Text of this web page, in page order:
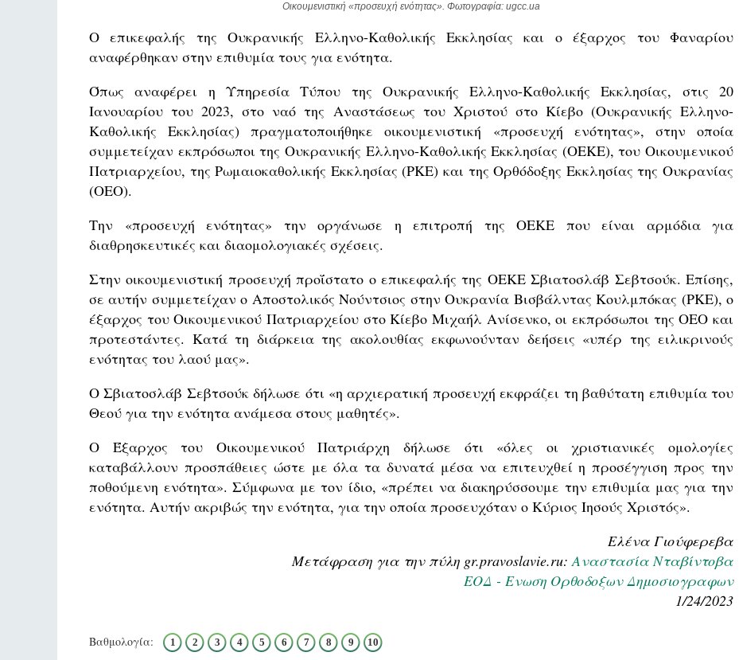
Οικουμενιστική «προσευχή ενότητας». Φωτογραφία: ugcc.ua
Ο επικεφαλής της Ουκρανικής Ελληνο-Καθολικής Εκκλησίας και ο έξαρχος του Φαναρίου
αναφέρθηκαν στην επιθυμία τους για ενότητα.
Όπως αναφέρει η Υπηρεσία Τύπου της Ουκρανικής Ελληνο-Καθολικής Εκκλησίας, στις 20
Ιανουαρίου του 2023, στο ναό της Αναστάσεως του Χριστού στο Κίεβο (Ουκρανικής Ελληνο-
Καθολικής Εκκλησίας) πραγματοποιήθηκε οικουμενιστική «προσευχή ενότητας», στην οποία
συμμετείχαν εκπρόσωποι της Ουκρανικής Ελληνο-Καθολικής Εκκλησίας (ΟΕΚΕ), του Οικουμενικού
Πατριαρχείου, της Ρωμαιοκαθολικής Εκκλησίας (ΡΚΕ) και της Ορθόδοξης Εκκλησίας της Ουκρανίας
(ΟΕΟ).
Την «προσευχή ενότητας» την οργάνωσε η επιτροπή της ΟΕΚΕ που είναι αρμόδια για
διαθρησκευτικές και διαομολογιακές σχέσεις.
Στην οικουμενιστική προσευχή προΐστατο ο επικεφαλής της ΟΕΚΕ Σβιατοσλάβ Σεβτσούκ. Επίσης,
σε αυτήν συμμετείχαν ο Αποστολικός Νούντσιος στην Ουκρανία Βισβάλντας Κουλμπόκας (ΡΚΕ), ο
έξαρχος του Οικουμενικού Πατριαρχείου στο Κίεβο Μιχαήλ Ανίσενκο, οι εκπρόσωποι της ΟΕΟ και
προτεστάντες. Κατά τη διάρκεια της ακολουθίας εκφωνούνταν δεήσεις «υπέρ της ειλικρινούς
ενότητας του λαού μας».
Ο Σβιατοσλάβ Σεβτσούκ δήλωσε ότι «η αρχιερατική προσευχή εκφράζει τη βαθύτατη επιθυμία του
Θεού για την ενότητα ανάμεσα στους μαθητές».
Ο Έξαρχος του Οικουμενικού Πατριάρχη δήλωσε ότι «όλες οι χριστιανικές ομολογίες
καταβάλλουν προσπάθειες ώστε με όλα τα δυνατά μέσα να επιτευχθεί η προσέγγιση προς την
ποθούμενη ενότητα». Σύμφωνα με τον ίδιο, «πρέπει να διακηρύσσουμε την επιθυμία μας για την
ενότητα. Αυτήν ακριβώς την ενότητα, για την οποία προσευχόταν ο Κύριος Ιησούς Χριστός».
Ελένα Γιούφερεβα
Μετάφραση για την πύλη gr.pravoslavie.ru:Αναστασία Νταβίντοβα
ΕΟΔ - Ενωση Ορθοδοξων Δημοσιογραφων
1/24/2023
Βαθμολογία: 1 2 3 4 5 6 7 8 9 10